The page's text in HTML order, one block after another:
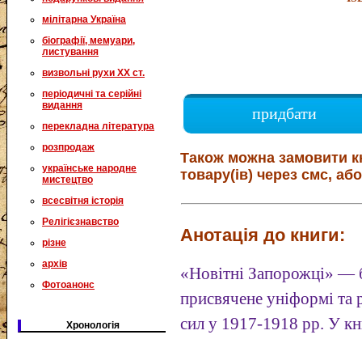
мілітарна Україна
біографії, мемуари,
листування
визвольні рухи XX ст.
періодичні та серійні
видання
перекладна література
розпродаж
українське народне
мистецтво
всесвітня історія
Релігієзнавство
різне
архів
Фотоанонс
Хронологія
придбати
Також можна замовити
товару(ів) через смс,
Анотація до книги:
«Новітні Запорожці» —
присвячене уніформі та
сил у 1917-1918 pp. У